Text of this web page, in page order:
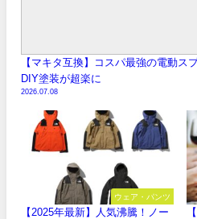
【マキタ互換】コスパ最強の電動ス
DIY塗装が超楽に
2026.07.08
ウェア・パンツ
【2025年最新】人気沸騰！ノー